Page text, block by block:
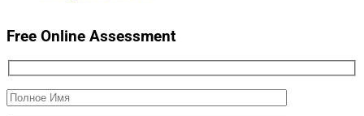
Free Online Assessment